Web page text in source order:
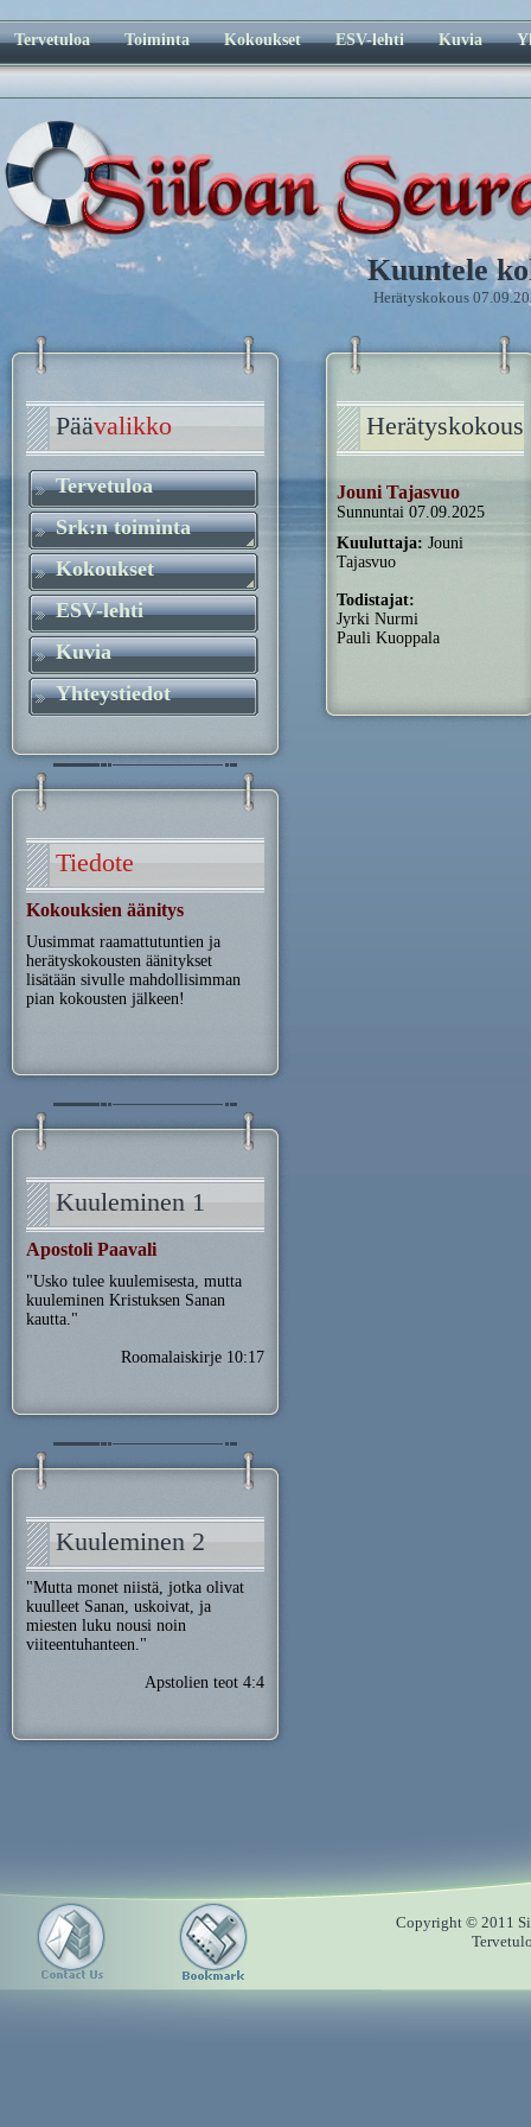
Tervetuloa Toiminta Kokoukset ESV-lehti Kuvia
Kuuntele
Herätyskokous
Päävalikko
Tervetuloa
Srk:n toiminta
Kokoukset
ESV-lehti
Kuvia
Yhteystiedot
Tiedote
Kokouksien äänitys
Uusimmat raamattutuntien ja
herätyskokousten äänitykset
lisätään sivulle mahdollisimman
pian kokousten jälkeen!
Kuuleminen 1
Apostoli Paavali
"Usko tulee kuulemisesta, mutta
kuuleminen Kristuksen Sanan
kautta."
Roomalaiskirje 10:17
Kuuleminen 2
"Mutta monet niistä, jotka olivat
kuulleet Sanan, uskoivat, ja
miesten luku nousi noin
viiteentuhanteen."
Apstolien teot 4:4
Herätyskokous
Jouni Tajasvuo
Sunnuntai 07.09.2025
Kuuluttaja: Jouni
Tajasvuo
Todistajat:
Jyrki Nurmi
Pauli Kuoppala
Copyright © 2011